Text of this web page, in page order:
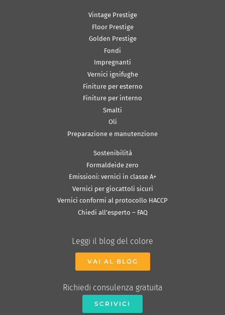
Vintage Prestige
Floor Prestige
Golden Prestige
Fondi
Impregnanti
Vernici ignifughe
Finiture per esterno
Finiture per interno
Smalti
Oli
Preparazione e manutenzione
Sostenibilità
Formaldeide zero
Emissioni: vernici in classe A+
Vernici per giocattoli sicuri
Vernici conformi al protocollo HACCP
Chiedi all’esperto – FAQ
Leggi il blog del colore
VAI AL BLOG
Richiedi consulenza gratuita
SCRIVICI